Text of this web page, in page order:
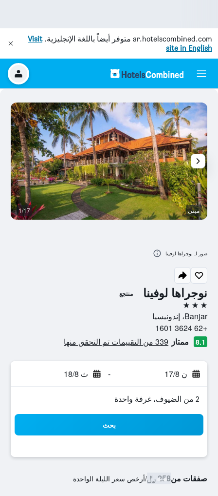
ar.hotelscombined.com متوفر أيضاً باللغة الإنجليزية.Visit
site in English
نوجراها لوفينا منتجع
3 نجوم
Banjar، إندونيسيا
+62 3624 1601
8.1 ممتاز 339 من التقييمات تم التحقق منها
ن 17/8 - ث 18/8
2 من الضيوف، غرفة واحدة
بحث
صفقات من258 ﷼ /أرخص سعر الليلة الواحدة
مبنى 1/17
صور لـ نوجراها لوفينا